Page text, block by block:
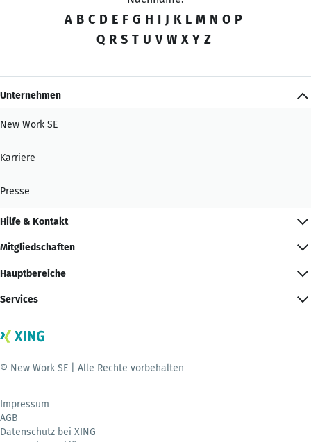
A B C D E F G H I J K L M N O P
Q R S T U V W X Y Z
Unternehmen
New Work SE
Karriere
Presse
Hilfe & Kontakt
Mitgliedschaften
Hauptbereiche
Services
© New Work SE | Alle Rechte vorbehalten
Impressum
AGB
Datenschutz bei XING